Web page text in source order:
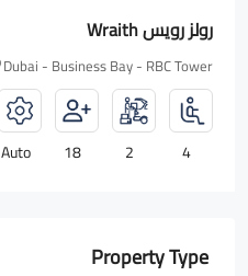
رولز رويس Wraith
Dubai - Business Bay - RBC Tower
4
2
18
Auto
Property Type